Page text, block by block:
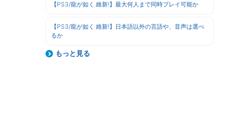
【PS3/龍が如く 維新!】最大何人まで同時プレイ可能か
【PS3/龍が如く 維新!】日本語以外の言語や、音声は選べ
るか
もっと見る